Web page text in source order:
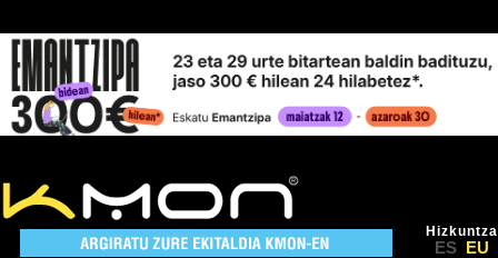
Hizkuntza
ES EU